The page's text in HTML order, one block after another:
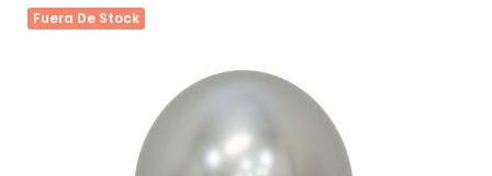
Fuera De Stock